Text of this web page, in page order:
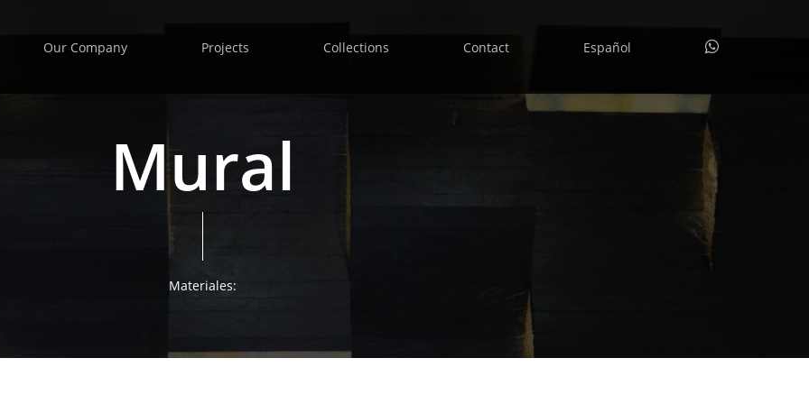
Our Company Projects Collections Contact Español whatsapp
Mural
Materiales: